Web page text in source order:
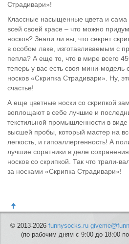
Страдивари»!
Классные насыщенные цвета и сама
всей своей красе – что можно
носков? Знали ли вы, что секрет
в особом лаке, изготавливаемым с
пепла? А еще то, что в мире всего
теперь у вас есть своя мини-модель
носков «Скрипка Страдивари». Ну,
счастье!
А еще цветные носки со скрипкой
воплощают в себе лучшие и
текстильной промышленности в виде
высшей пробы, который мастер на
легкость, и гипоаллергенность! А
лучшие соратники в деле
носков со скрипкой. Так что трали-
за носками «Скрипка Страдивари»!
© 2013-2026 funnysocks.ru
(по рабочим дням с 9:00 до 18:00